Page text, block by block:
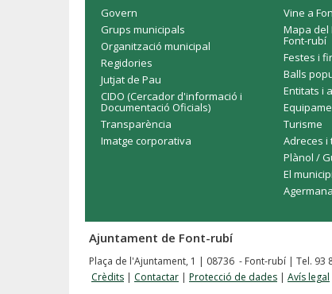
Govern
Grups municipals
Organització municipal
Regidories
Jutjat de Pau
CIDO (Cercador d'informació i
Documentació Oficials)
Transparència
Imatge corporativa
Vine a
Mapa del
Font-rubí
Festes i
Balls
Entitats i
Turisme
Adreces
Plànol /
El
Ajuntament de Font-rubí
Plaça de l'Ajuntament, 1 | 08736 - Font-rubí | Tel. 93
Crèdits | Contactar | Protecció de dades | Avís legal